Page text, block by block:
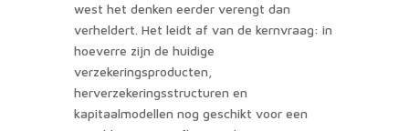
west het denken eerder verengt dan
verheldert. Het leidt af van de kernvraag: in
hoeverre zijn de huidige
verzekeringsproducten,
herverzekeringsstructuren en
kapitaalmodellen nog geschikt voor een